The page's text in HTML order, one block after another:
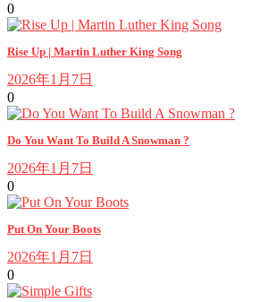
0
Rise Up | Martin Luther King Song
2026年1月7日
0
Do You Want To Build A Snowman ?
2026年1月7日
0
Put On Your Boots
2026年1月7日
0